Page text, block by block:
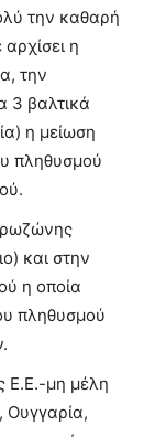
την καθαρή
η
την
3 βαλτικά
η μείωση
πληθυσμού
και στην
η οποία
πληθυσμού
Ε.Ε.-μη μέλη
Ουγγαρία,